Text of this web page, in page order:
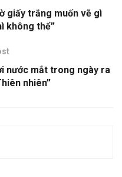
giấy trắng muốn vẽ gì
không thể”
nước mắt trong ngày ra
nhiên”